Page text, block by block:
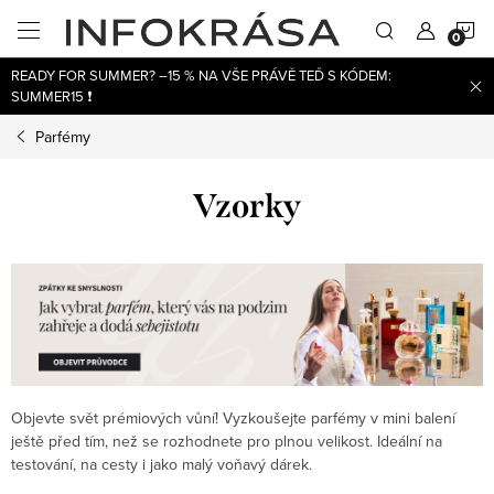
obsah
READY FOR SUMMER? –15 % NA VŠE PRÁVĚ TEĎ S KÓDEM:
SUMMER15 ❗
Parfémy
Vzorky
Objevte svět prémiových vůní! Vyzkoušejte parfémy v mini balení
ještě před tím, než se rozhodnete pro plnou velikost. Ideální na
testování, na cesty i jako malý voňavý dárek.